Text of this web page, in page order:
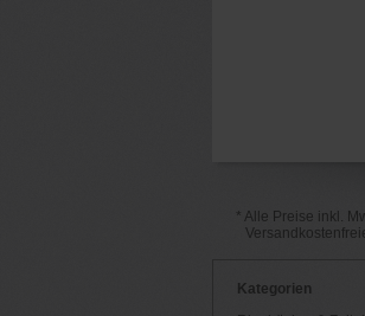
* Alle Preise inkl.
Kategorien